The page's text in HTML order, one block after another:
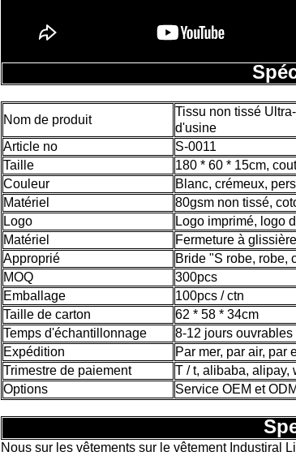
Nom de produit
Tissu non tissé
d'usine
Article no
S-0011
Taille
180 * 60 * 15cm,
Couleur
Blanc, crémeux,
Matériel
80gsm non tissé,
Logo
Logo imprimé, logo
Matériel
Fermeture à
Approprié
Bride "S robe, robe,
MOQ
300pcs
Emballage
100pcs / ctn
Taille de carton
62 * 58 * 34cm
Temps d'échantillonnage
8-12 jours ouvrables
Expédition
Par mer, par air, par
Trimestre de paiement
T / t, alibaba, alipay,
Options
Service OEM et
Nous sur les vêtements sur le vêtement Industiral